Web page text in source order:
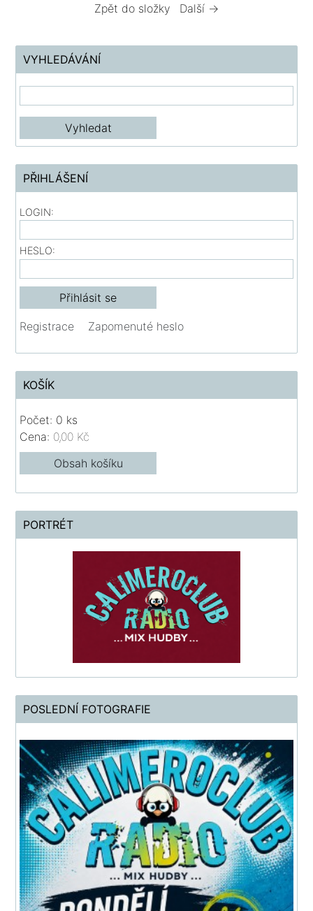
Zpět do složky
Další →
VYHLEDÁVÁNÍ
PŘIHLÁŠENÍ
LOGIN:
HESLO:
Registrace Zapomenuté heslo
KOŠÍK
Počet: 0 ks
Cena: 0,00 Kč
Obsah košíku
PORTRÉT
POSLEDNÍ FOTOGRAFIE